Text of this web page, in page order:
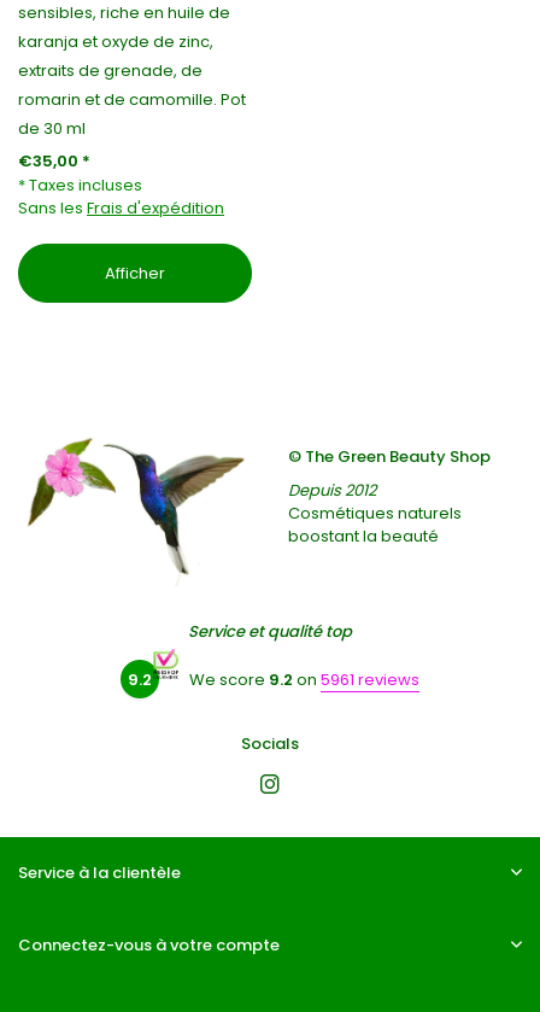
sensibles, riche en huile de
karanja et oxyde de zinc,
extraits de grenade, de
romarin et de camomille. Pot
de 30 ml
€35,00 *
* Taxes incluses
Sans les Frais d'expédition
Afficher
© The Green Beauty Shop
Depuis 2012
Cosmétiques naturels
boostant la beauté
Service et qualité top
9.2 We score 9.2 on 5961 reviews
Socials
Service à la clientèle
Connectez-vous à votre compte